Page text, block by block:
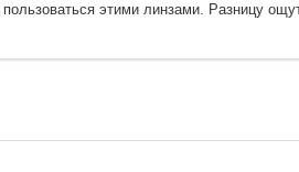
этими линзами. Разницу